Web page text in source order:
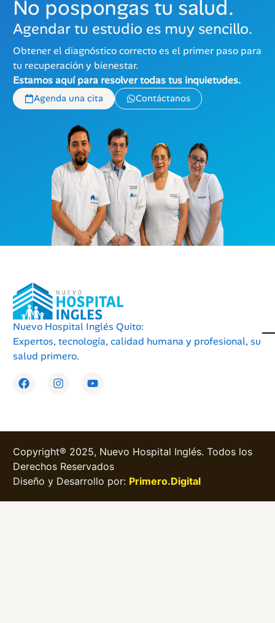
No pospongas tu salud.
Agendar tu estudio es muy sencillo.
Obtener el diagnóstico correcto es el primer paso para
tu recuperación y bienestar.
Estamos aquí para resolver todas tus inquietudes.
Agenda una cita Contáctanos
Nuevo Hospital Inglés Quito:
Expertos, tecnología, calidad humana y profesional, su
salud primero.
Copyright® 2025, Nuevo Hospital Inglés. Todos los
Derechos Reservados
Diseño y Desarrollo por: Primero.Digital